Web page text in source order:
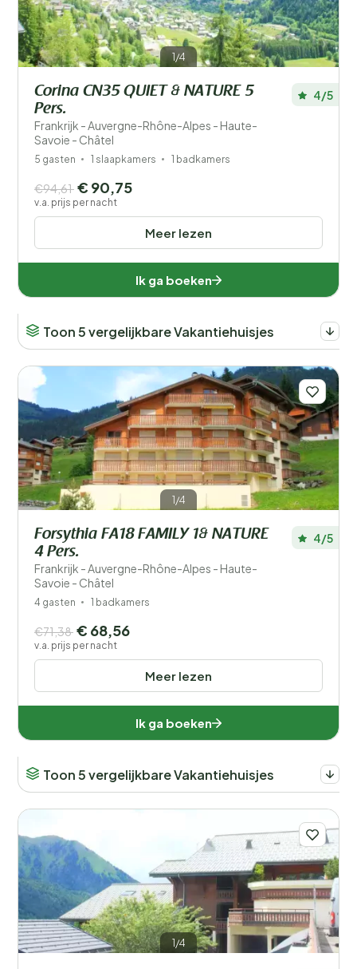
1/4
Corina CN35 QUIET & NATURE 5
Pers.
Frankrijk - Auvergne-Rhône-Alpes - Haute-
Savoie - Châtel
4/5
5 gasten 1 slaapkamers 1 badkamers
Meer lezen
€94,61 € 90,75
v.a. prijs per nacht
Ik ga boeken
Toon 5 vergelijkbare Vakantiehuisjes
1/4
Forsythia FA18 FAMILY 1& NATURE
4 Pers.
Frankrijk - Auvergne-Rhône-Alpes - Haute-
Savoie - Châtel
4/5
4 gasten 1 badkamers
Meer lezen
€71,38 € 68,56
v.a. prijs per nacht
Ik ga boeken
Toon 5 vergelijkbare Vakantiehuisjes
1/4